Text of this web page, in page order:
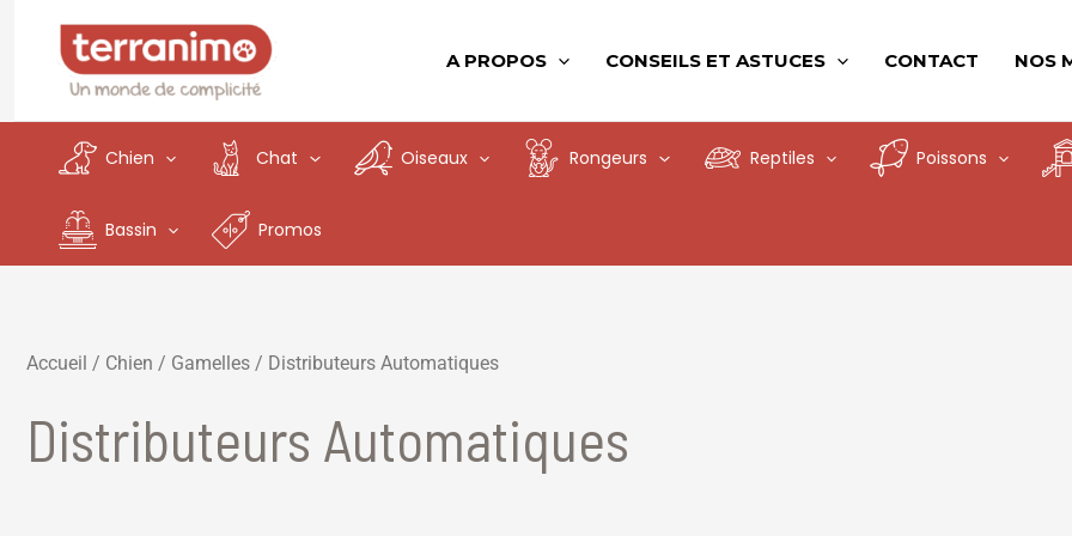
contenu
A PROPOS CONSEILS ET ASTUCES CONTACT NOS
Chien Chat Oiseaux Rongeurs Reptiles Poissons
Bassin Promos
Accueil / Chien / Gamelles / Distributeurs Automatiques
Distributeurs Automatiques